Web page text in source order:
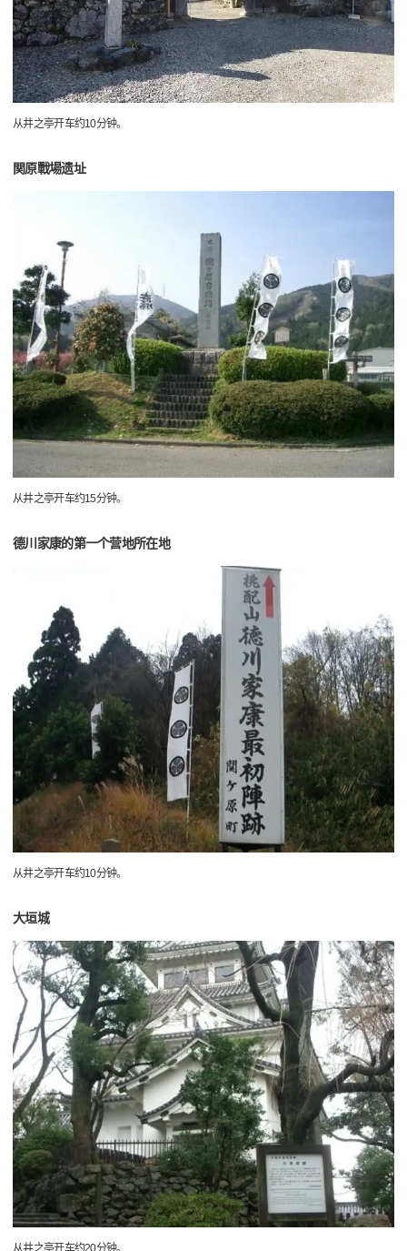
从井之亭开车约10分钟。
関原戰場遗址
从井之亭开车约15分钟。
德川家康的第一个营地所在地
从井之亭开车约10分钟。
大垣城